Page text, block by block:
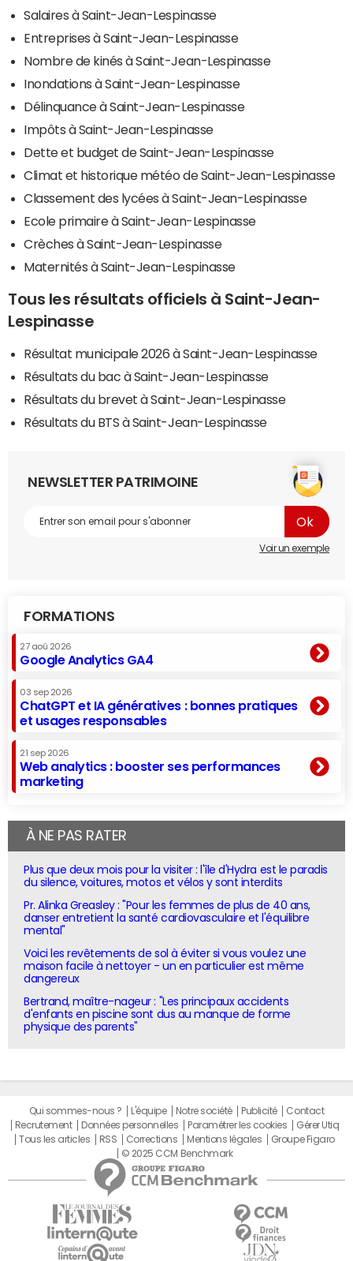
Salaires à Saint-Jean-Lespinasse
Entreprises à Saint-Jean-Lespinasse
Nombre de kinés à Saint-Jean-Lespinasse
Inondations à Saint-Jean-Lespinasse
Délinquance à Saint-Jean-Lespinasse
Impôts à Saint-Jean-Lespinasse
Dette et budget de Saint-Jean-Lespinasse
Climat et historique météo de Saint-Jean-Lespinasse
Classement des lycées à Saint-Jean-Lespinasse
Ecole primaire à Saint-Jean-Lespinasse
Crèches à Saint-Jean-Lespinasse
Maternités à Saint-Jean-Lespinasse
Tous les résultats officiels à Saint-Jean-
Lespinasse
Résultat municipale 2026 à Saint-Jean-Lespinasse
Résultats du bac à Saint-Jean-Lespinasse
Résultats du brevet à Saint-Jean-Lespinasse
Résultats du BTS à Saint-Jean-Lespinasse
NEWSLETTER PATRIMOINE
Voir un exemple
FORMATIONS
27 aoû 2026
Google Analytics GA4
03 sep 2026
ChatGPT et IA génératives : bonnes pratiques
et usages responsables
21 sep 2026
Web analytics : booster ses performances
marketing
À NE PAS RATER
Plus que deux mois pour la visiter : l'île d'Hydra est le paradis
du silence, voitures, motos et vélos y sont interdits
Pr. Alinka Greasley : "Pour les femmes de plus de 40 ans,
danser entretient la santé cardiovasculaire et l'équilibre
mental"
Voici les revêtements de sol à éviter si vous voulez une
maison facile à nettoyer - un en particulier est même
dangereux
Bertrand, maître-nageur : "Les principaux accidents
d'enfants en piscine sont dus au manque de forme
physique des parents"
Qui sommes-nous ? L'équipe Notre société Publicité
Contact
Recrutement
Données personnelles Paramétrer les cookies
Gérer Utiq
Tous les articles
RSS Corrections Mentions légales
Groupe Figaro
© 2025 CCM Benchmark